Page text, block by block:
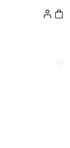
Log
in
Cart